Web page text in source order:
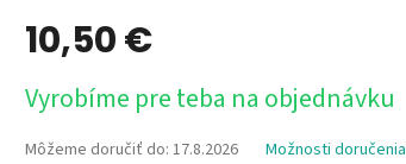
10,50 €
cena:
Vyrobíme pre teba na objednávku
Môžeme doručiť do: 17.8.2026 Možnosti doručenia